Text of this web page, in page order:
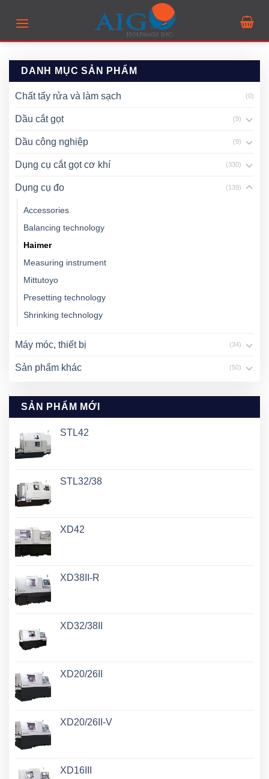
DANH MỤC SẢN PHẨM
Chất tẩy rửa và làm sạch (0)
Dầu cắt gọt (9)
Dầu công nghiệp (9)
Dụng cụ cắt gọt cơ khí (330)
Dụng cụ đo (139)
Accessories
Balancing technology
Haimer
Measuring instrument
Mittutoyo
Presetting technology
Shrinking technology
Máy móc, thiết bị (34)
Sản phẩm khác (50)
SẢN PHẨM MỚI
STL42
STL32/38
XD42
XD38II-R
XD32/38II
XD20/26II
XD20/26II-V
XD16III